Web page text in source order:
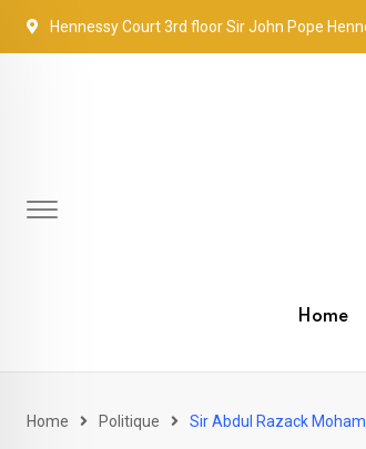
Skip
Hennessy Court 3rd floor Sir John Pope
Home
Home Politique Sir Abdul Razack